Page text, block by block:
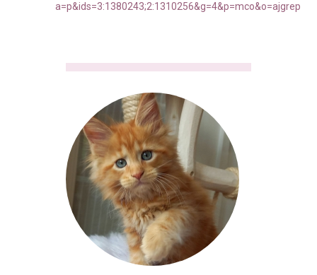
a=p&ids=3:1380243;2:1310256&g=4&p=mco&o=ajgrep